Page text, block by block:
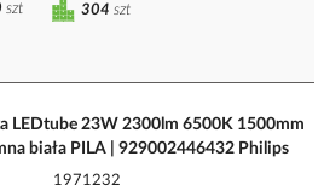
304 szt
szt
LEDtube 23W 2300lm 6500K 1500mm
biała PILA | 929002446432 Philips
1971232